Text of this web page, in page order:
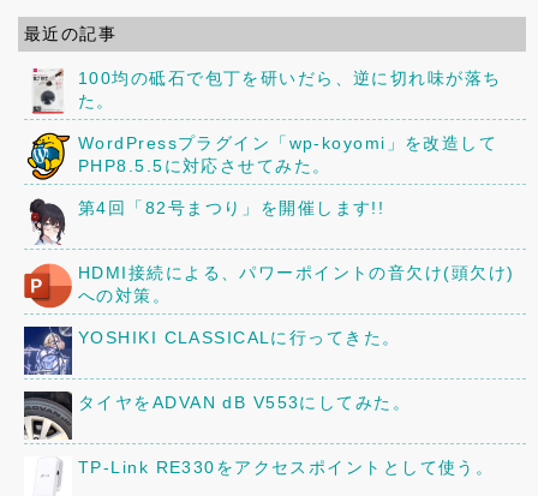
最近の記事
100均の砥石で包丁を研いだら、逆に切れ味が落ち
た。
WordPressプラグイン「wp-koyomi」を改造して
PHP8.5.5に対応させてみた。
第4回「82号まつり」を開催します!!
HDMI接続による、パワーポイントの音欠け(頭欠け)
への対策。
YOSHIKI CLASSICALに行ってきた。
タイヤをADVAN dB V553にしてみた。
TP-Link RE330をアクセスポイントとして使う。